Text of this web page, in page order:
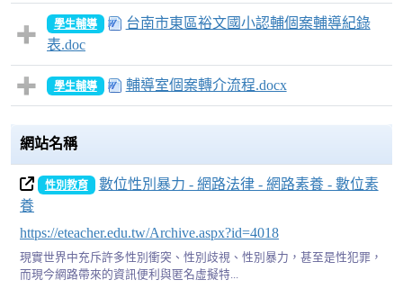
學生輔導
台南市東區裕文國小認輔個案輔導紀錄
表.doc
學生輔導 輔導室個案轉介流程.docx
網站名稱
性別教育
數位性別暴力 - 網路法律 - 網路素養 - 數位素
養
https://eteacher.edu.tw/Archive.aspx?id=4018
現實世界中充斥許多性別衝突、性別歧視、性別暴力，甚至是性犯罪，
而現今網路帶來的資訊便利與匿名虛擬特...